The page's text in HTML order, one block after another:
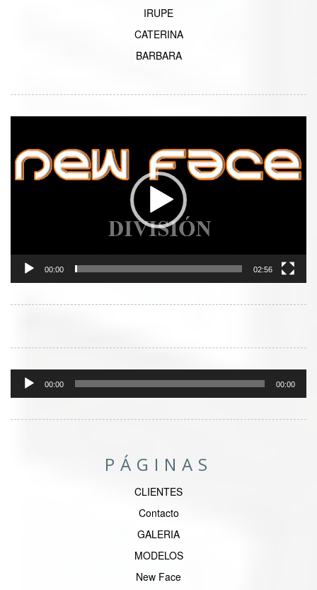
IRUPE
CATERINA
BARBARA
00:00 02:56
00:00 00:00
PÁGINAS
CLIENTES
Contacto
GALERIA
MODELOS
New Face